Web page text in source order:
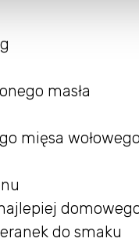
masła
mięsa
do smaku